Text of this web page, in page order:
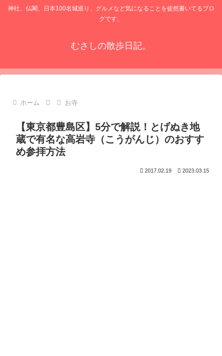
神社、仏閣、日本100名城巡り、グルメなど気になることを徒然書いてるブロ
グです。
むさしの散歩日記。
ホーム お寺
【東京都豊島区】5分で解説！とげぬき地
蔵で有名な高岩寺（こうがんじ）のおすす
め参拝方法
2017.02.19 2023.03.15